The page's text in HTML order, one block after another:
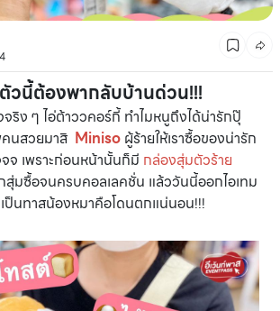
วนี้ต้องพากลับบ้านด่วน!!!
ริง ๆ ไอ่ต้าววคอร์กี้ ทำไมหนูถึงได้น่ารักปุ๊
นสวยมาสิ Miniso ผู้ร้ายให้เราซื้อของน่ารัก
จ เพราะก่อนหน้านั้นก็มี กล่องสุ่มตัวร้าย
สุ่มซื้อจนครบคอลเลคชั่น แล้ววันนี้ออกไอเทม
ป็นทาสน้องหมาคือโดนตกแน่นอน!!!